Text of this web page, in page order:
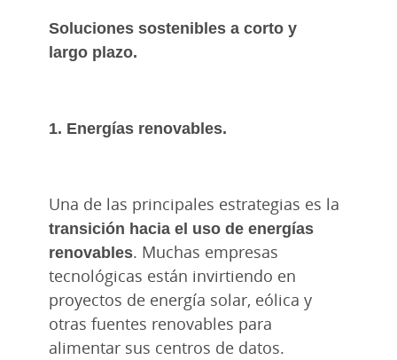
Soluciones sostenibles a corto y
largo plazo.
1. Energías renovables.
Una de las principales estrategias es la
transición hacia el uso de energías
renovables. Muchas empresas
tecnológicas están invirtiendo en
proyectos de energía solar, eólica y
otras fuentes renovables para
alimentar sus centros de datos.